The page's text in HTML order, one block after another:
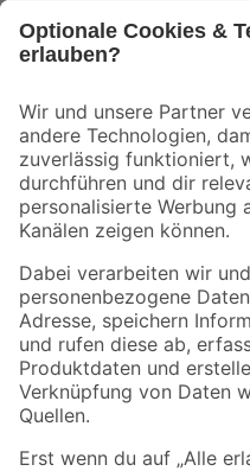
Der toom Newsletter: Keine
Zur Newsletter Anmeldung
Folge uns
Zahlungsarten
Sicher einkaufen